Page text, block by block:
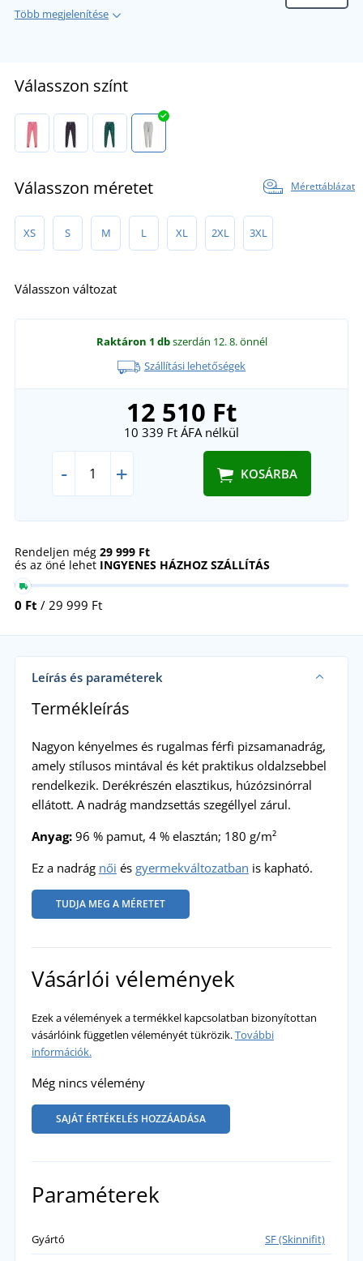
Több megjelenítése
Válasszon színt
Válasszon méretet Mérettáblázat
XS S M L XL 2XL 3XL
Válasszon változat
Raktáron 1 dbszerdán 12. 8.önnél
Szállítási lehetőségek
12 510 Ft
10 339 Ft ÁFA nélkül
- + KOSÁRBA
Rendeljen még 29 999 Ft
és az öné lehet INGYENES HÁZHOZ SZÁLLÍTÁS
0 Ft / 29 999 Ft
Leírás és paraméterek
Termékleírás
Nagyon kényelmes és rugalmas férfi pizsamanadrág,
amely stílusos mintával és két praktikus oldalzsebbel
rendelkezik. Derékrészén elasztikus, húzózsinórral
ellátott. A nadrág mandzsettás szegéllyel zárul.
Anyag:96 % pamut, 4 % elasztán; 180 g/m²
Ez a nadrág női és gyermekváltozatban is kapható.
TUDJA MEG A MÉRETET
Vásárlói vélemények
Ezek a vélemények a termékkel kapcsolatban bizonyítottan
vásárlóink független véleményét tükrözik.További
információk.
Még nincs vélemény
SAJÁT ÉRTÉKELÉS HOZZÁADÁSA
Paraméterek
Gyártó SF (Skinnifit)